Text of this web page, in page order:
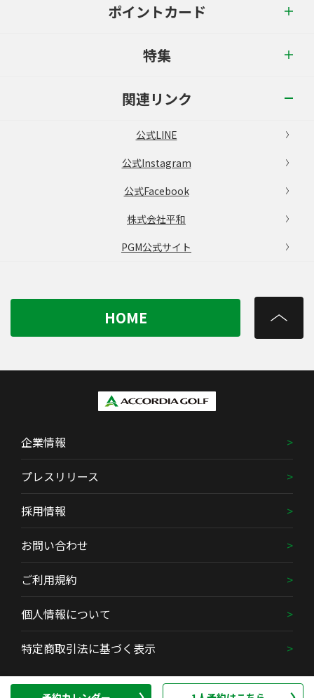
ポイントカード
特集
関連リンク
公式LINE
公式Instagram
公式Facebook
株式会社平和
PGM公式サイト
HOME
企業情報
プレスリリース
採用情報
お問い合わせ
ご利用規約
個人情報について
特定商取引法に基づく表示
Copyright (C) ACCORDIA GOLF Co., Ltd. All Rights Reserved.